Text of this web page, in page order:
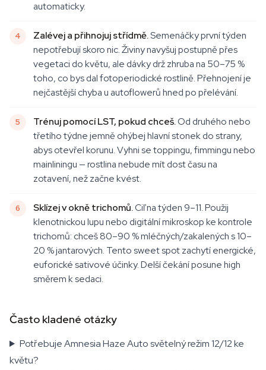
automaticky.
Zalévej a přihnojuj střídmě.Semenáčky první týden
nepotřebují skoro nic. Živiny navyšuj postupně přes
vegetaci do květu, ale dávky drž zhruba na 50–75 %
toho, co bys dal fotoperiodické rostlině. Přehnojení je
nejčastější chyba u autoflowerů hned po přelévání.
Trénuj pomocí LST, pokud chceš.Od druhého nebo
třetího týdne jemně ohýbej hlavní stonek do strany,
abys otevřel korunu. Vyhni se toppingu, fimmingu nebo
mainliningu — rostlina nebude mít dost času na
zotavení, než začne kvést.
Sklízej v okně trichomů.Ciľ na týden 9–11. Použij
klenotnickou lupu nebo digitální mikroskop ke kontrole
trichomů: chceš 80–90 % mléčných/zakalených s 10–
20 % jantarových. Tento sweet spot zachytí energické,
euforické sativové účinky. Delší čekání posune high
směrem k sedaci.
Často kladené otázky
Potřebuje Amnesia Haze Auto světelný režim 12/12 ke
květu?